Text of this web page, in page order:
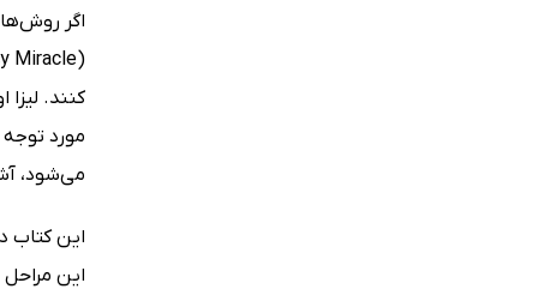
اگر
مورد
می‌شود،
این کتاب
این